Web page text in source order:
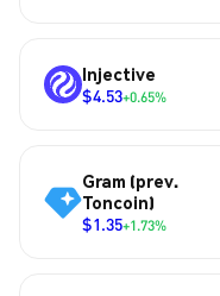
Injective
$4.53+0.65%
Gram (prev.
Toncoin)
$1.35+1.73%